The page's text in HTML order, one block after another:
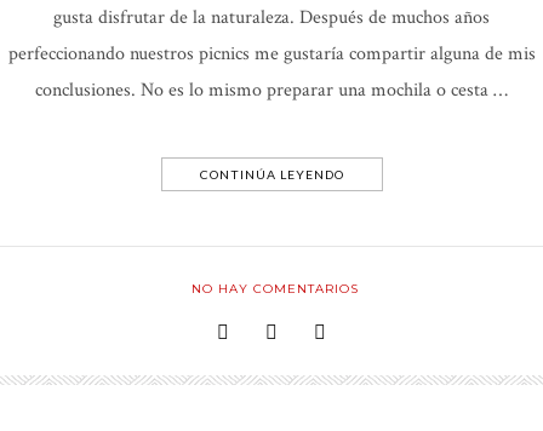
gusta disfrutar de la naturaleza. Después de muchos años
perfeccionando nuestros picnics me gustaría compartir alguna de mis
conclusiones. No es lo mismo preparar una mochila o cesta …
CONTINÚA LEYENDO
NO HAY COMENTARIOS